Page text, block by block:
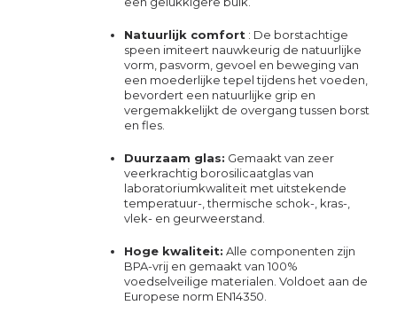
Natuurlijk comfort : De borstachtige
speen imiteert nauwkeurig de natuurlijke
vorm, pasvorm, gevoel en beweging van
een moederlijke tepel tijdens het voeden,
bevordert een natuurlijke grip en
vergemakkelijkt de overgang tussen borst
en fles.
Duurzaam glas: Gemaakt van zeer
veerkrachtig borosilicaatglas van
laboratoriumkwaliteit met uitstekende
temperatuur-, thermische schok-, kras-,
vlek- en geurweerstand.
Hoge kwaliteit: Alle componenten zijn
BPA-vrij en gemaakt van 100%
voedselveilige materialen. Voldoet aan de
Europese norm EN14350.